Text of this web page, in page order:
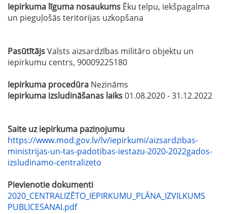
Iepirkuma līguma nosaukums Ēku telpu, iekšpagalma
un pieguļošās teritorijas uzkopšana
PasūtītājsValsts aizsardzības militāro objektu un
iepirkumu centrs, 90009225180
Iepirkuma procedūra Nezināms
Iepirkuma izsludināšanas laiks01.08.2020 - 31.12.2022
Saite uz iepirkuma paziņojumu
https://www.mod.gov.lv/lv/iepirkumi/aizsardzibas-
ministrijas-un-tas-padotibas-iestazu-2020-2022gados-
izsludinamo-centralizeto
Pievienotie dokumenti
2020_CENTRALIZĒTO_IEPIRKUMU_PLĀNA_IZVILKUMS
PUBLICESANAI.pdf